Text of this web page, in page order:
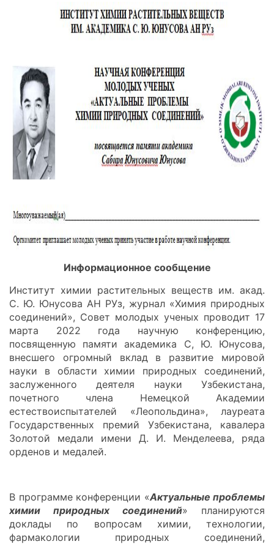
Информационное сообщение
Институт химии растительных веществ им. акад.
С. Ю. Юнусова АН РУз, журнал «Химия природных
соединений», Совет молодых ученых проводит 17
марта 2022 года научную конференцию,
посвященную памяти академика С, Ю. Юнусова,
внесшего огромный вклад в развитие мировой
науки в области химии природных соединений,
заслуженного деятеля науки Узбекистана,
почетного члена Немецкой Академии
естествоиспытателей «Леопольдина», лауреата
Государственных премий Узбекистана, кавалера
Золотой медали имени Д. И. Менделеева, ряда
орденов и медалей.
В программе конференции «Актуальные проблемы
химии природных соединений» планируются
доклады по вопросам химии, технологии,
фармакологии природных соединений,